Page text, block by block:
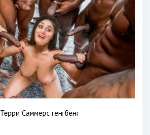
Терри Саммерс генгбенг